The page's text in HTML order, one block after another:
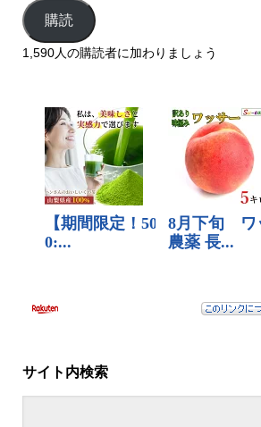
購読
1,590人の購読者に加わりましょう
サイト内検索